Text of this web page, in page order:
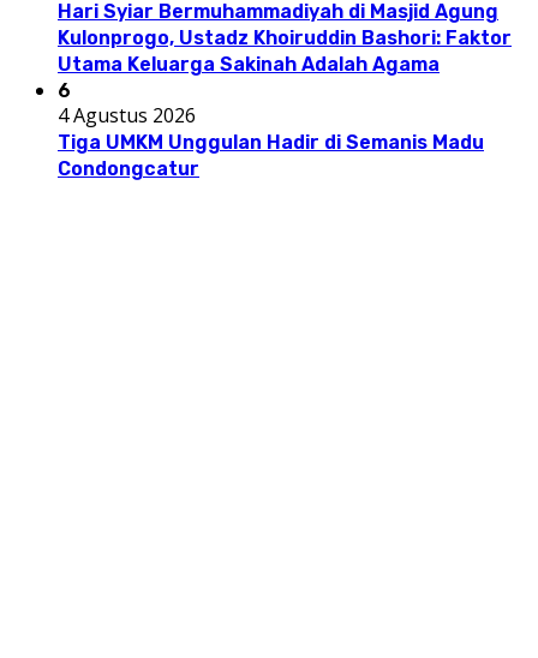
Hari Syiar Bermuhammadiyah di Masjid Agung
Kulonprogo, Ustadz Khoiruddin Bashori: Faktor
Utama Keluarga Sakinah Adalah Agama
6
4 Agustus 2026
Tiga UMKM Unggulan Hadir di Semanis Madu
Condongcatur